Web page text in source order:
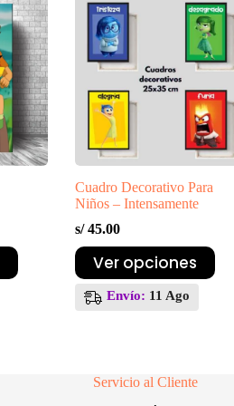
pueden
elegir
producto
Cuadro Decorativo Para
Niños – Intensamente
s/45.00
Ver opciones
Este
producto
múltiples
pueden
Envío: 11 Ago
Servicio al Cliente